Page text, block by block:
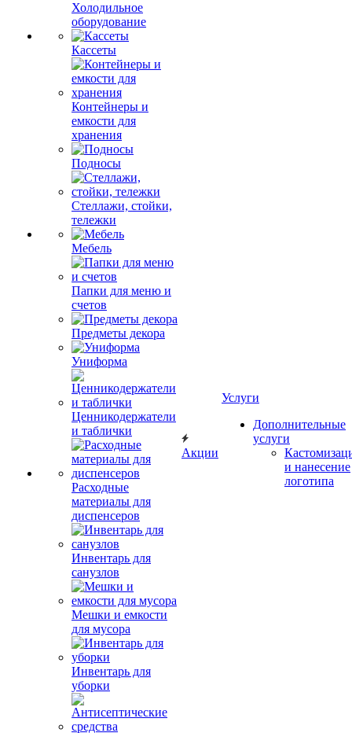
Холодильное
оборудование
Кассеты
Контейнеры и
емкости для
хранения
Подносы
Стеллажи, стойки,
тележки
Мебель
Папки для меню и
счетов
Предметы декора
Униформа
Ценникодержатели
и таблички
Расходные
материалы для
диспенсеров
Инвентарь для
санузлов
Мешки и емкости
для мусора
Инвентарь для
уборки
Акции
Услуги
Дополнительные
услуги
и нанесение
логотипа